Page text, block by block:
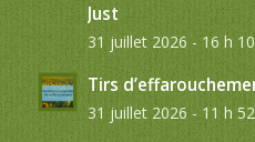
Just
31 juillet 2026 - 16 h
Tirs
31 juillet 2026 - 11 h